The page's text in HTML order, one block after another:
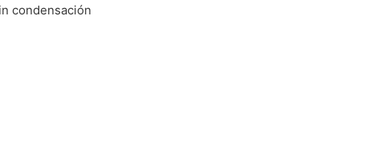
condensación